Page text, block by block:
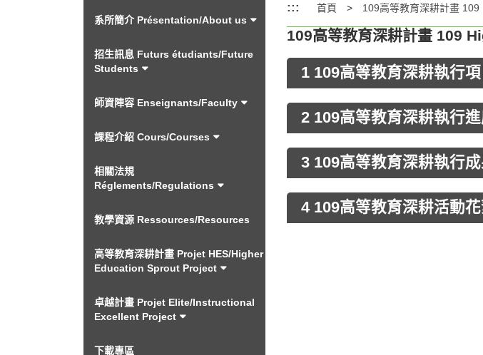
系所簡介 Présentation/About us
招生訊息 Futurs étudiants/Future
Students
師資陣容 Enseignants/Faculty
課程介紹 Cours/Courses
相關法規
Réglements/Regulations
教學資源 Ressources/Resources
高等教育深耕計畫 Projet HES/Higher
Education Sprout Project
卓越計畫 Projet Elite/Instructional
Excellent Project
下載專區
::: 首頁
109高等教育深耕計畫 109
1 109高等教育深耕執行
2 109高等教育深耕執行
3 109高等教育深耕執行
4 109高等教育深耕活動